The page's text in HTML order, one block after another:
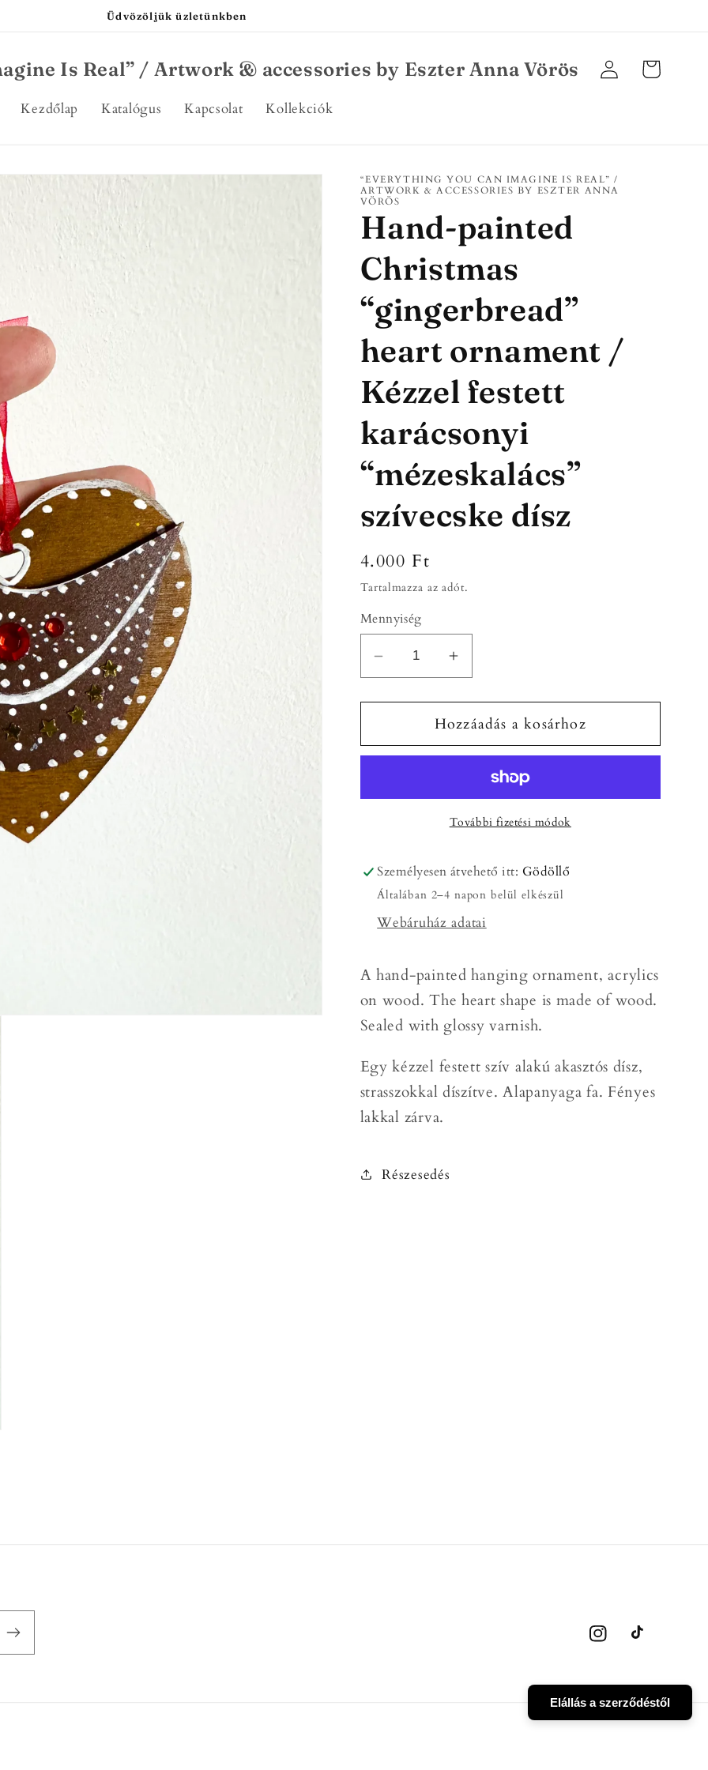
Üdvözöljük üzletünkben
Is Real” / Artwork & accessories by Eszter Anna Vörös
Kezdőlap Katalógus Kapcsolat Kollekciók
BejelentkezésKosár
“EVERYTHING YOU CAN IMAGINE IS REAL” /
ARTWORK & ACCESSORIES BY ESZTER ANNA
VÖRÖS
Hand-painted
Christmas
“gingerbread”
heart ornament /
Kézzel festett
karácsonyi
“mézeskalács”
szívecske dísz
Normál
ár
4.000 Ft
Tartalmazza az adót.
Mennyiség
Hand-
Christmas
“gingerbread”
heart
“mézeskalács”
szívecske
dísz
mennyiségének
Hand-
Christmas
“gingerbread”
heart
ornament
festett
“mézeskalács”
szívecske
dísz
mennyiségének
Hozzáadás a kosárhoz
További fizetési módok
Személyesen átvehető itt: Gödöllő
Általában 2–4 napon belül elkészül
Webáruház adatai
A hand-painted hanging ornament, acrylics
on wood. The heart shape is made of wood.
Sealed with glossy varnish.
Egy kézzel festett szív alakú akasztós dísz,
strasszokkal díszítve. Alapanyaga fa. Fényes
lakkal zárva.
Részesedés
InstagramTikTok
Elállás a szerződéstől